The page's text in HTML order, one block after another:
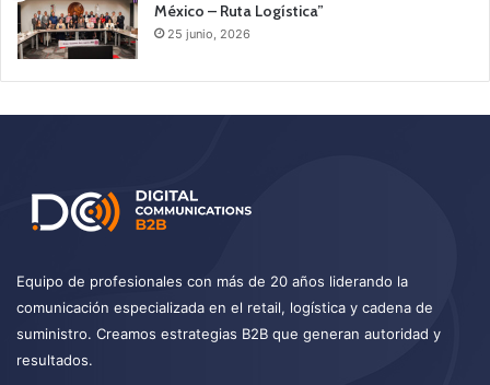
México – Ruta Logística”
25 junio, 2026
Equipo de profesionales con más de 20 años liderando la
comunicación especializada en el retail, logística y cadena de
suministro. Creamos estrategias B2B que generan autoridad y
resultados.